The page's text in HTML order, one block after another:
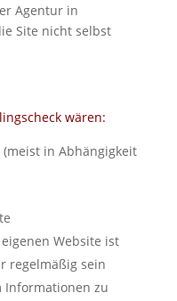
Agentur in
Site nicht selbst
wären:
in Abhängigkeit
Website ist
regelmäßig sein
Informationen zu